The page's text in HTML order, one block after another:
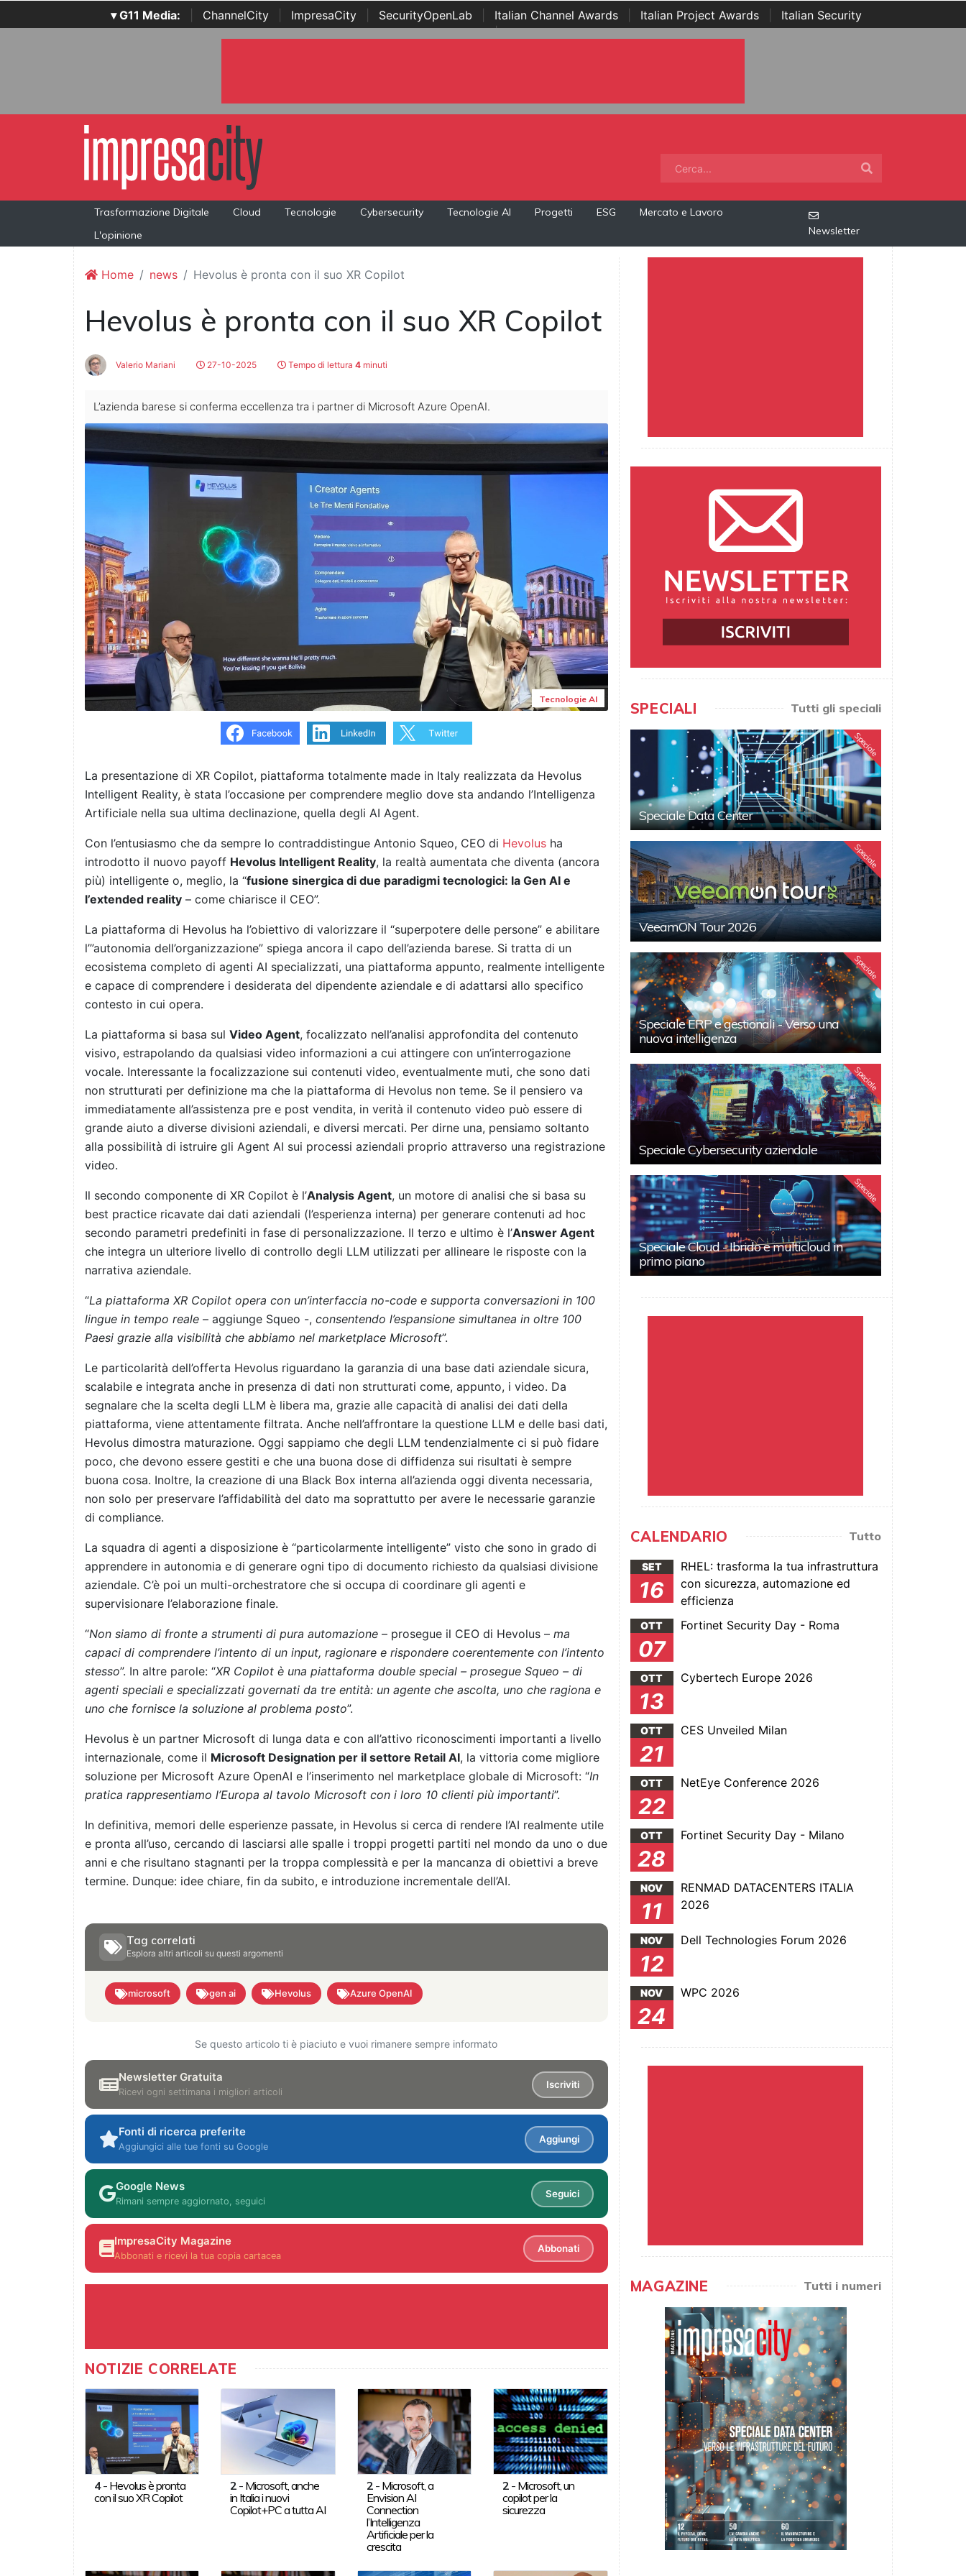
▾ G11 Media: ChannelCity ImpresaCity SecurityOpenLab Italian Channel Awards Italian Project Awards
Italian Security
Awards | ...
Trasformazione Digitale Cloud Tecnologie Cybersecurity Tecnologie AI Progetti ESG
Mercato e Lavoro
L'opinione
Newsletter
Home news Hevolus è pronta con il suo XR Copilot
Hevolus è pronta con il suo XR Copilot
Valerio Mariani 27-10-2025 Tempo di lettura 4 minuti
L’azienda barese si conferma eccellenza tra i partner di Microsoft Azure OpenAI.
Tecnologie AI
La presentazione di XR Copilot, piattaforma totalmente made in Italy realizzata da Hevolus
Intelligent Reality, è stata l’occasione per comprendere meglio dove sta andando l’Intelligenza
Artificiale nella sua ultima declinazione, quella degli AI Agent.
Con l’entusiasmo che da sempre lo contraddistingue Antonio Squeo, CEO di Hevolus ha
introdotto il nuovo payoff Hevolus Intelligent Reality, la realtà aumentata che diventa (ancora
più) intelligente o, meglio, la “fusione sinergica di due paradigmi tecnologici: la Gen AI e
l’extended reality – come chiarisce il CEO”.
La piattaforma di Hevolus ha l’obiettivo di valorizzare il “superpotere delle persone” e abilitare
l’”autonomia dell’organizzazione” spiega ancora il capo dell’azienda barese. Si tratta di un
ecosistema completo di agenti AI specializzati, una piattaforma appunto, realmente intelligente
e capace di comprendere i desiderata del dipendente aziendale e di adattarsi allo specifico
contesto in cui opera.
La piattaforma si basa sul Video Agent, focalizzato nell’analisi approfondita del contenuto
visivo, estrapolando da qualsiasi video informazioni a cui attingere con un’interrogazione
vocale. Interessante la focalizzazione sui contenuti video, eventualmente muti, che sono dati
non strutturati per definizione ma che la piattaforma di Hevolus non teme. Se il pensiero va
immediatamente all’assistenza pre e post vendita, in verità il contenuto video può essere di
grande aiuto a diverse divisioni aziendali, e diversi mercati. Per dirne una, pensiamo soltanto
alla possibilità di istruire gli Agent AI sui processi aziendali proprio attraverso una registrazione
video.
Il secondo componente di XR Copilot è l’Analysis Agent, un motore di analisi che si basa su
best practice ricavate dai dati aziendali (l’esperienza interna) per generare contenuti ad hoc
secondo parametri predefiniti in fase di personalizzazione. Il terzo e ultimo è l’Answer Agent
che integra un ulteriore livello di controllo degli LLM utilizzati per allineare le risposte con la
narrativa aziendale.
“La piattaforma XR Copilot opera con un’interfaccia no-code e supporta conversazioni in 100
lingue in tempo reale – aggiunge Squeo -, consentendo l’espansione simultanea in oltre 100
Paesi grazie alla visibilità che abbiamo nel marketplace Microsoft”.
Le particolarità dell’offerta Hevolus riguardano la garanzia di una base dati aziendale sicura,
scalabile e integrata anche in presenza di dati non strutturati come, appunto, i video. Da
segnalare che la scelta degli LLM è libera ma, grazie alle capacità di analisi dei dati della
piattaforma, viene attentamente filtrata. Anche nell’affrontare la questione LLM e delle basi dati,
Hevolus dimostra maturazione. Oggi sappiamo che degli LLM tendenzialmente ci si può fidare
poco, che devono essere gestiti e che una buona dose di diffidenza sui risultati è sempre
buona cosa. Inoltre, la creazione di una Black Box interna all’azienda oggi diventa necessaria,
non solo per preservare l’affidabilità del dato ma soprattutto per avere le necessarie garanzie
di compliance.
La squadra di agenti a disposizione è “particolarmente intelligente” visto che sono in grado di
apprendere in autonomia e di generare ogni tipo di documento richiesto da qualsiasi divisione
aziendale. C’è poi un multi-orchestratore che si occupa di coordinare gli agenti e
supervisionare l’elaborazione finale.
“Non siamo di fronte a strumenti di pura automazione – prosegue il CEO di Hevolus – ma
capaci di comprendere l’intento di un input, ragionare e rispondere coerentemente con l’intento
stesso”. In altre parole: “XR Copilot è una piattaforma double special – prosegue Squeo – di
agenti speciali e specializzati governati da tre entità: un agente che ascolta, uno che ragiona e
uno che fornisce la soluzione al problema posto”.
Hevolus è un partner Microsoft di lunga data e con all’attivo riconoscimenti importanti a livello
internazionale, come il Microsoft Designation per il settore Retail AI, la vittoria come migliore
soluzione per Microsoft Azure OpenAI e l’inserimento nel marketplace globale di Microsoft: “In
pratica rappresentiamo l’Europa al tavolo Microsoft con i loro 10 clienti più importanti”.
In definitiva, memori delle esperienze passate, in Hevolus si cerca di rendere l’AI realmente utile
e pronta all’uso, cercando di lasciarsi alle spalle i troppi progetti partiti nel mondo da uno o due
anni e che risultano stagnanti per la troppa complessità e per la mancanza di obiettivi a breve
termine. Dunque: idee chiare, fin da subito, e introduzione incrementale dell’AI.
Tag correlati
Esplora altri articoli su questi argomenti
microsoft gen ai Hevolus Azure OpenAI
Se questo articolo ti è piaciuto e vuoi rimanere sempre informato
Newsletter Gratuita
Ricevi ogni settimana i migliori articoli
Iscriviti
Fonti di ricerca preferite
Aggiungici alle tue fonti su Google
Aggiungi
Google News
Rimani sempre aggiornato, seguici
Seguici
ImpresaCity Magazine
Abbonati e ricevi la tua copia cartacea
Abbonati
NOTIZIE CORRELATE
4- Hevolus è pronta
con il suo XR Copilot
2 - Microsoft, anche
in Italia i nuovi
Copilot+PC a tutta AI
2- Microsoft, a
Envision AI
Connection
l’Intelligenza
Artificiale per la
crescita
2 - Microsoft, un
copilot per la
sicurezza
SPECIALI Tutti gli speciali
Speciale
Speciale Data Center
Speciale
VeeamON Tour 2026
Speciale
Speciale ERP e gestionali - Verso una
nuova intelligenza
Speciale
Speciale Cybersecurity aziendale
Speciale
Speciale Cloud - Ibrido e multicloud in
primo piano
CALENDARIO Tutto
SET
16
RHEL: trasforma la tua infrastruttura
con sicurezza, automazione ed
efficienza
OTT
07
Fortinet Security Day - Roma
OTT
13
Cybertech Europe 2026
OTT
21
CES Unveiled Milan
OTT
22
NetEye Conference 2026
OTT
28
Fortinet Security Day - Milano
NOV
11
RENMAD DATACENTERS ITALIA
2026
NOV
12
Dell Technologies Forum 2026
NOV
24
WPC 2026
MAGAZINE Tutti i numeri